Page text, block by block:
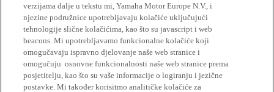
verzijama dalje u tekstu mi, Yamaha Motor Europe N.V., i
njezine podružnice upotrebljavaju kolačiće uključujući
tehnologije slične kolačićima, kao što su javascript i web
beacons. Mi upotrebljavamo funkcionalne kolačiće koji
omogučavaju ispravno djelovanje naše web stranice i
omogučuju osnovne funkcionalnosti naše web stranice prema
posjetitelju, kao što su vaše informacije o logiranju i jezične
postavke. Mi također korisitmo analitičke kolačiće za